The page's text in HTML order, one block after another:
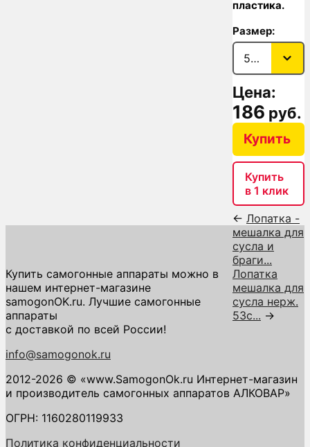
пластика.
Размер:
Цена:
186 руб.
Купить
Купить
в 1 клик
← Лопатка -
мешалка для
сусла и
браги...
Лопатка
мешалка для
сусла нерж.
53с... →
Купить самогонные аппараты можно в
нашем интернет-магазине
samogonOK.ru. Лучшие самогонные
аппараты
с доставкой по всей России!
info@samogonok.ru
2012-2026 © «www.SamogonOk.ru Интернет-магазин
и производитель самогонных аппаратов АЛКОВАР»
ОГРН: 1160280119933
Политика конфиденциальности